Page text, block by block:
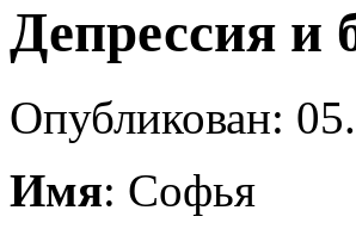
Депрессия и
Опубликован:
Имя: Софья